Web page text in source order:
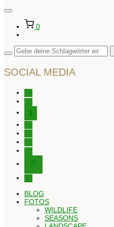
Seitenleiste
Navigation
umschalten
0
SOCIAL MEDIA
facebook
tree
x
pinterest
editor-
kitchensink
BLOG
FOTOS
WILDLIFE
SEASONS